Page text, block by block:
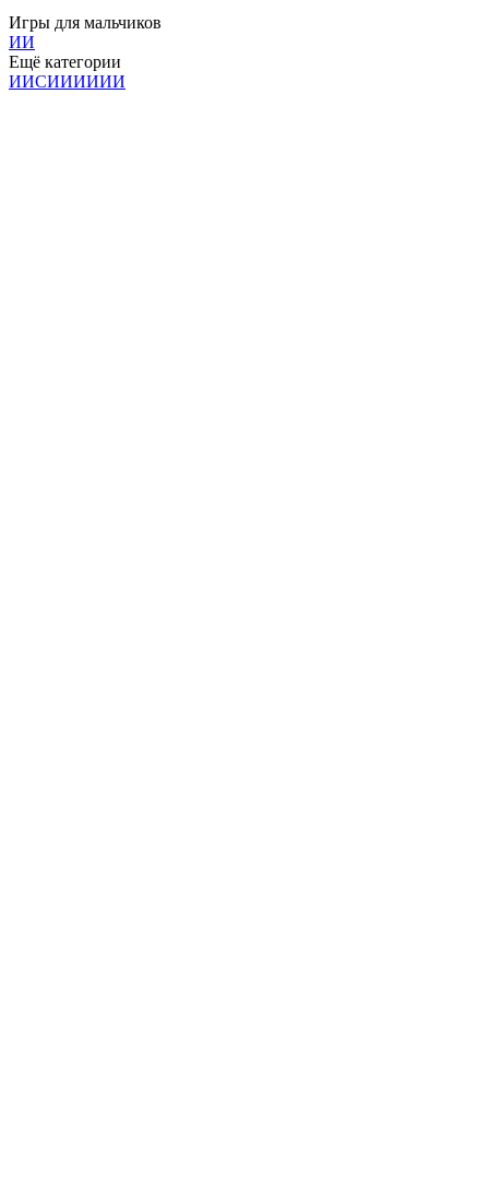
Игры для мальчиков
ИИ
Ещё категории
ИИСИИИИИИ